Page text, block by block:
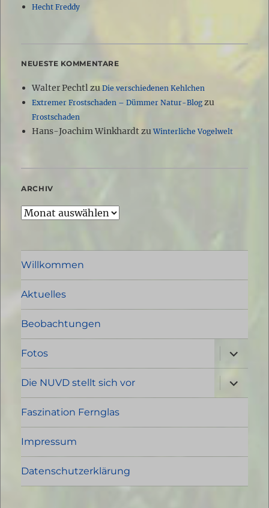
Hecht Freddy
NEUESTE KOMMENTARE
Walter Pechtlzu Die verschiedenen Kehlchen
Extremer Frostschaden – Dümmer Natur-Blogzu
Frostschaden
Hans-Joachim WinkhardtzuWinterliche Vogelwelt
ARCHIV
Archiv
Willkommen
Aktuelles
Beobachtungen
Fotos
öffnen
Die NUVD stellt sich vor
öffnen
Faszination Fernglas
Impressum
Datenschutzerklärung